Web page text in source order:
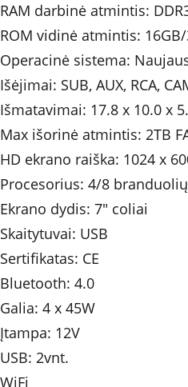
RAM darbinė atmintis:
ROM vidinė atmintis:
Operacinė sistema:
Išėjimai: SUB, AUX, RCA,
Išmatavimai: 17.8 x 10.0 x
Max išorinė atmintis: 2TB
HD ekrano raiška: 1024 x
Procesorius: 4/8 branduolių
Ekrano dydis: 7" coliai
Skaitytuvai: USB
Sertifikatas: CE
Bluetooth: 4.0
Įtampa: 12V
USB: 2vnt.
WiFi